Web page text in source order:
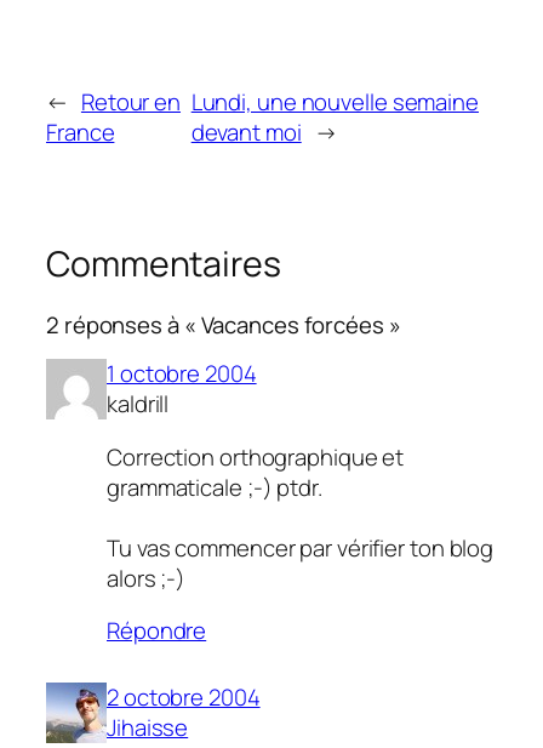
← Retour en
France
Lundi, une nouvelle semaine
devant moi →
Commentaires
2 réponses à « Vacances forcées »
1 octobre 2004
kaldrill
Correction orthographique et
grammaticale ;-) ptdr.
Tu vas commencer par vérifier ton blog
alors ;-)
Répondre
2 octobre 2004
Jihaisse